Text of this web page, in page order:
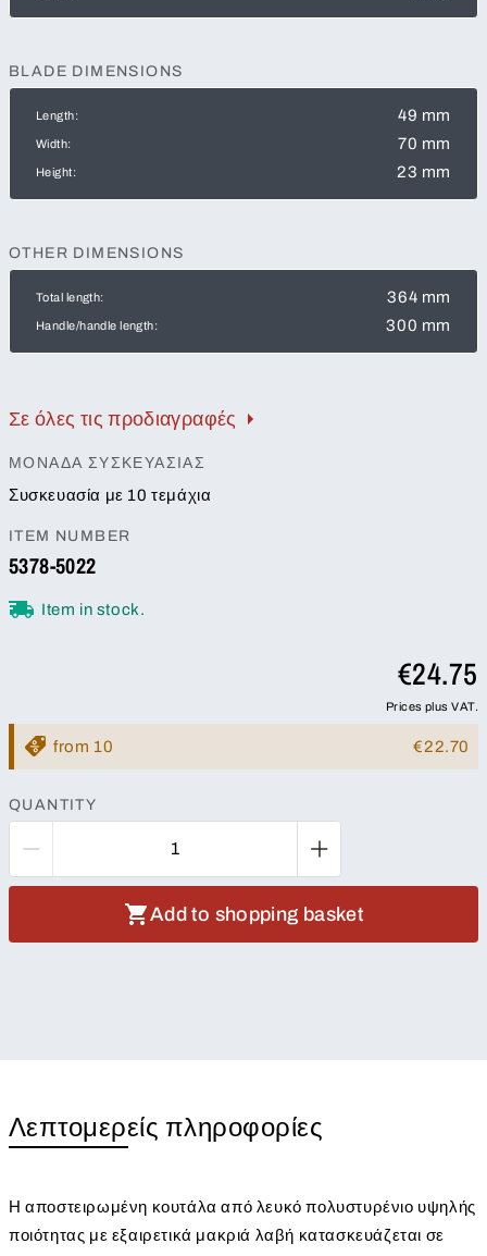
BLADE DIMENSIONS
Length: 49 mm
Width: 70 mm
Height: 23 mm
OTHER DIMENSIONS
Total length: 364 mm
Handle/handle length: 300 mm
Σε όλες τις προδιαγραφές
ΜΟΝΆΔΑ ΣΥΣΚΕΥΑΣΊΑΣ
Συσκευασία με 10 τεμάχια
ITEM NUMBER
5378-5022
Item in stock.
€24.75
Prices plus VAT.
from 10 €22.70
QUANTITY
Add to shopping basket
Λεπτομερείς πληροφορίες
Η αποστειρωμένη κουτάλα από λευκό πολυστυρένιο υψηλής
ποιότητας με εξαιρετικά μακριά λαβή κατασκευάζεται σε